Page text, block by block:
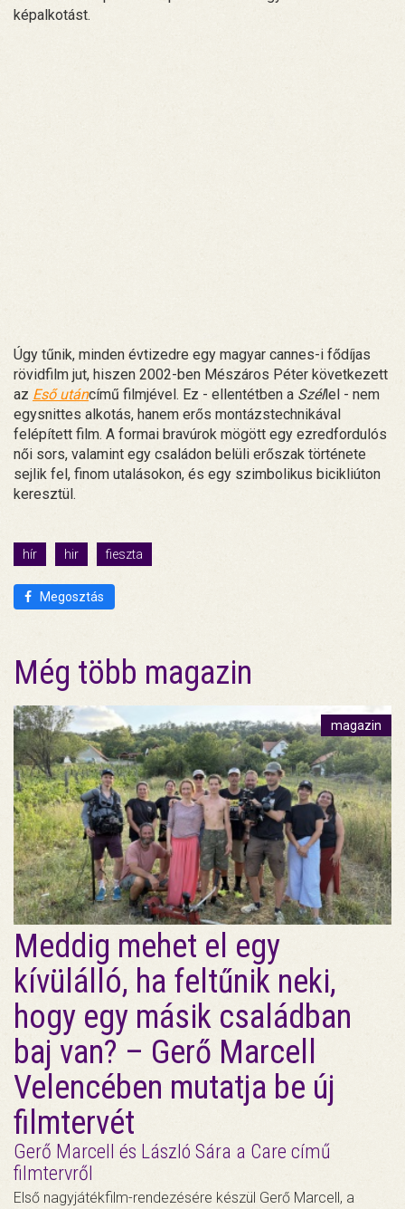
képalkotást.
Úgy tűnik, minden évtizedre egy magyar cannes-i fődíjas
rövidfilm jut, hiszen 2002-ben Mészáros Péter következett
az Eső utáncímű filmjével. Ez - ellentétben a Széllel - nem
egysnittes alkotás, hanem erős montázstechnikával
felépített film. A formai bravúrok mögött egy ezredfordulós
női sors, valamint egy családon belüli erőszak története
sejlik fel, finom utalásokon, és egy szimbolikus bicikliúton
keresztül.
hír hir fieszta
Megosztás
Még több magazin
magazin
Meddig mehet el egy
kívülálló, ha feltűnik neki,
hogy egy másik családban
baj van? – Gerő Marcell
Velencében mutatja be új
filmtervét
Gerő Marcell és László Sára a Care című
filmtervről
Első nagyjátékfilm-rendezésére készül Gerő Marcell, a